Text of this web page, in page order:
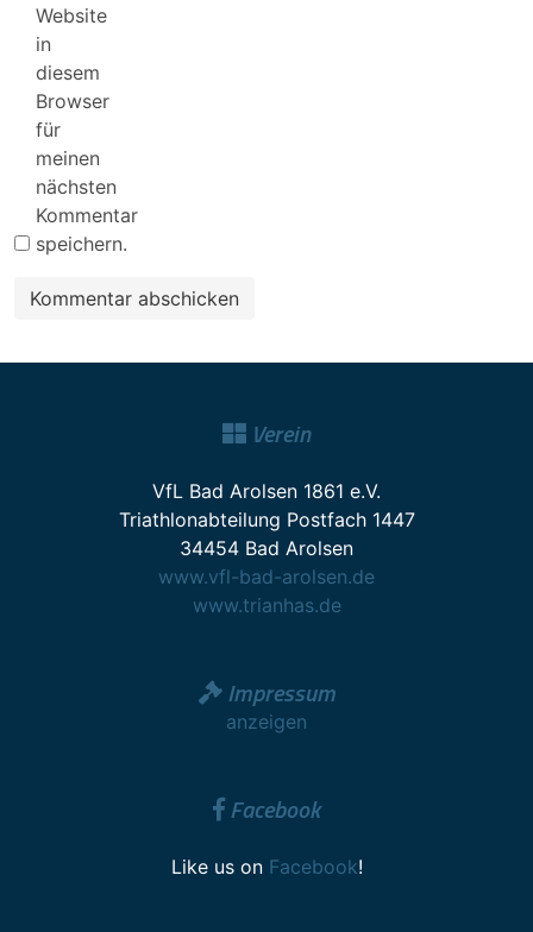
Website
in
diesem
Browser
für
meinen
nächsten
Kommentar
speichern.
Verein
VfL Bad Arolsen 1861 e.V.
Triathlonabteilung Postfach 1447
34454 Bad Arolsen
www.vfl-bad-arolsen.de
www.trianhas.de
Impressum
anzeigen
Facebook
Like us on Facebook!